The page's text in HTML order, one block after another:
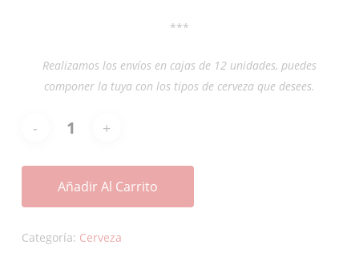
***
Realizamos los envíos en cajas de 12 unidades, puedes
componer la tuya con los tipos de cerveza que desees.
Añadir Al Carrito
Categoría: Cerveza